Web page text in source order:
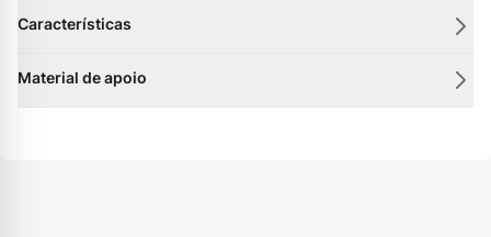
Características
Material de apoio